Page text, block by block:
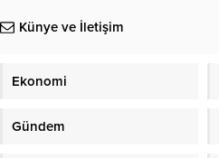
Künye ve İletişim
Ekonomi
Gündem